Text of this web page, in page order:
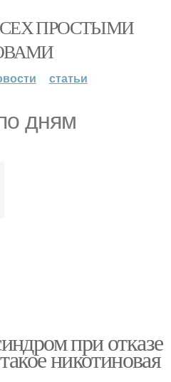
ПРОСТЫМИ
статьи
дням
при отказе
никотиновая